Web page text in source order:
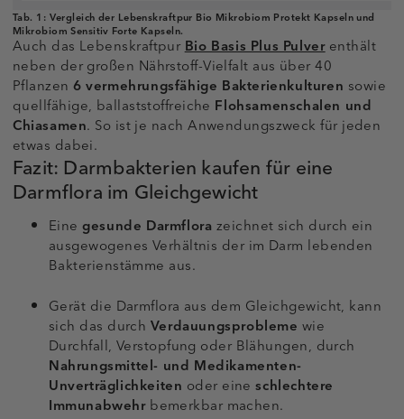
Tab. 1: Vergleich der Lebenskraftpur Bio Mikrobiom Protekt Kapseln und
Mikrobiom Sensitiv Forte Kapseln.
Auch das LebenskraftpurBio Basis Plus Pulverenthält
neben der großen Nährstoff-Vielfalt aus über 40
Pflanzen6 vermehrungsfähige Bakterienkulturen sowie
quellfähige, ballaststoffreiche Flohsamenschalen und
Chiasamen. So ist je nach Anwendungszweck für jeden
etwas dabei.
Fazit: Darmbakterien kaufen für eine
Darmflora im Gleichgewicht
Einegesunde Darmflora zeichnet sich durch ein
ausgewogenes Verhältnis der im Darm lebenden
Bakterienstämme aus.
Gerät die Darmflora aus dem Gleichgewicht, kann
sich das durch Verdauungsprobleme wie
Durchfall, Verstopfung oder Blähungen, durch
Nahrungsmittel- und Medikamenten-
Unverträglichkeiten oder eineschlechtere
Immunabwehrbemerkbar machen.